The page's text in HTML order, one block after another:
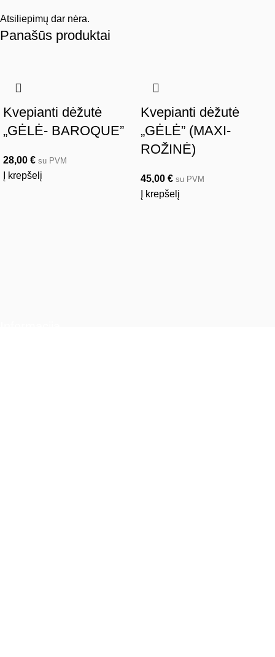
Atsiliepimų dar nėra.
Panašūs produktai
Kvepianti dėžutė
„GĖLĖ- BAROQUE”
28,00 € su PVM
Į krepšelį
Kvepianti dėžutė
„GĖLĖ” (MAXI-
ROŽINĖ)
45,00 € su PVM
Į krepšelį